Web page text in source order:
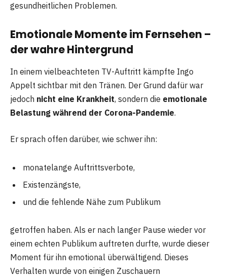
gesundheitlichen Problemen.
Emotionale Momente im Fernsehen –
der wahre Hintergrund
In einem vielbeachteten TV-Auftritt kämpfte Ingo
Appelt sichtbar mit den Tränen. Der Grund dafür war
jedoch nicht eine Krankheit, sondern die emotionale
Belastung während der Corona-Pandemie.
Er sprach offen darüber, wie schwer ihn:
monatelange Auftrittsverbote,
Existenzängste,
und die fehlende Nähe zum Publikum
getroffen haben. Als er nach langer Pause wieder vor
einem echten Publikum auftreten durfte, wurde dieser
Moment für ihn emotional überwältigend. Dieses
Verhalten wurde von einigen Zuschauern